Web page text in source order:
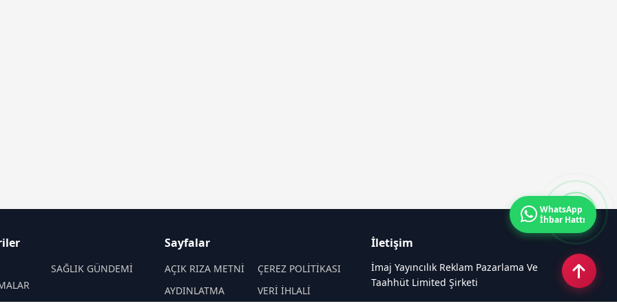
SAĞLIK GÜNDEMİ
Sayfalar
AÇIK RIZA METNİ
ÇEREZ POLİTİKASI
AYDINLATMA
VERİ İHLALİ
İletişim
İmaj Yayıncılık Reklam Pazarlama Ve
Taahhüt Limited Şirketi
WhatsApp
İhbar Hattı